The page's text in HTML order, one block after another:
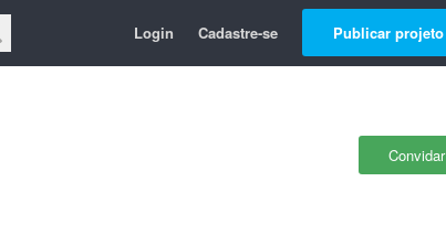
Login Cadastre-se Publicar projeto
Convidar